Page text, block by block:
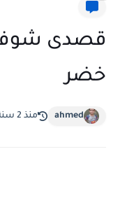
قصدى شوف
خضر
ahmed منذ 2 سنة